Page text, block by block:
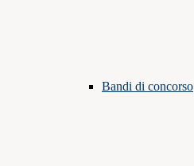
Bandi di concorso